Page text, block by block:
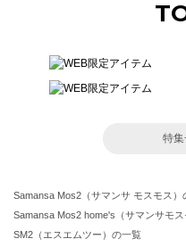
特
Samansa Mos2（サマンサ モスモス）
Samansa Mos2 home's（サマンサモ
SM2（エスエムツー）の一覧